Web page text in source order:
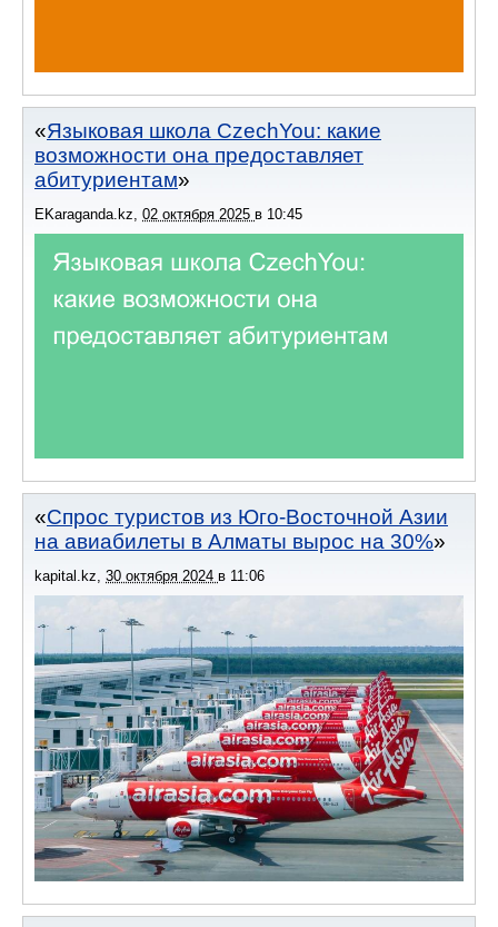
Языковая школа CzechYou: какие
возможности она предоставляет
абитуриентам
EKaraganda.kz, 02 октября 2025 в 10:45
Спрос туристов из Юго-Восточной Азии
на авиабилеты в Алматы вырос на 30%
kapital.kz, 30 октября 2024 в 11:06